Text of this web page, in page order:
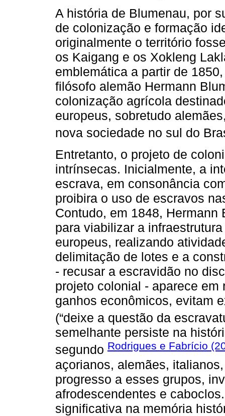
A história de Blumenau, por
de colonização e formação
originalmente o território
os Kaigang e os Xokleng
emblemática a partir de
filósofo alemão Hermann
colonização agrícola
europeus, sobretudo
nova sociedade no sul do
Entretanto, o projeto de
intrínsecas. Inicialmente, a
escrava, em consonância
proibira o uso de escravos
Contudo, em 1848,
para viabilizar a
europeus, realizando
delimitação de lotes e a
- recusar a escravidão no
projeto colonial - aparece
ganhos econômicos, evitam
(“deixe a questão da
semelhante persiste na
segundo Rodrigues e Fabrício
açorianos, alemães,
progresso a esses grupos,
afrodescendentes e
significativa na memória